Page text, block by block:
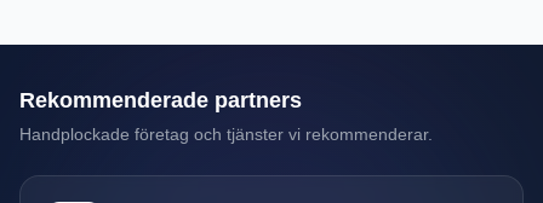
Rekommenderade partners
Handplockade företag och tjänster vi rekommenderar.